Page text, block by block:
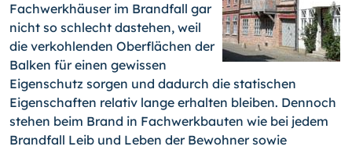
Fachwerkhäuser im Brandfall gar
nicht so schlecht dastehen, weil
die verkohlenden Oberflächen der
Balken für einen gewissen
Eigenschutz sorgen und dadurch die statischen
Eigenschaften relativ lange erhalten bleiben. Dennoch
stehen beim Brand in Fachwerkbauten wie bei jedem
Brandfall Leib und Leben der Bewohner sowie